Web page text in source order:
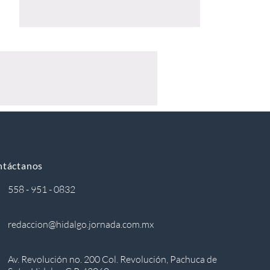
558 - 951 - 0832
redaccion@hidalgo.jornada.com.mx
Av. Revolución no. 200 Col. Revolución, Pachuca de